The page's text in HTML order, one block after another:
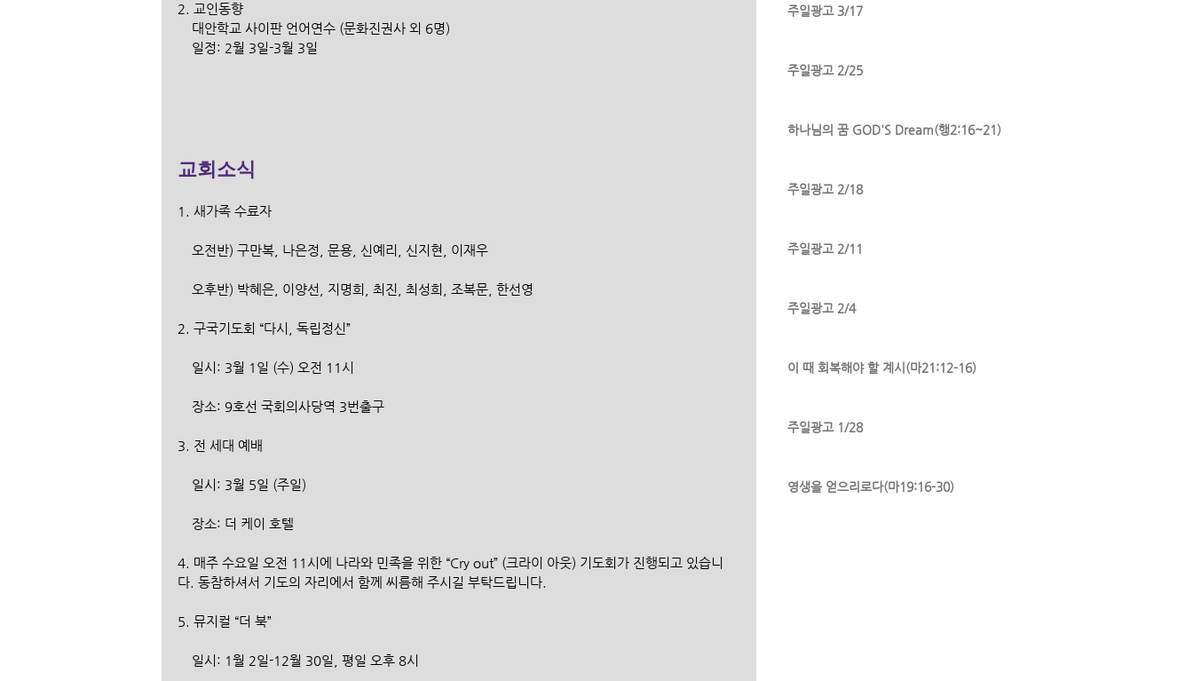
2. 교인동향
    대안학교 사이판 언어연수 (문화진권사 외 6명)
    일정: 2월 3일-3월 3일
교회소식
1. 새가족 수료자
    오전반) 구만복, 나은정, 문용, 신예리, 신지현, 이재우
    오후반) 박혜은, 이양선, 지명희, 최진, 최성희, 조복문, 한선영
2. 구국기도회 “다시, 독립정신”
    일시: 3월 1일 (수) 오전 11시
    장소: 9호선 국회의사당역 3번출구
3. 전 세대 예배
    일시: 3월 5일 (주일)
    장소: 더 케이 호텔
4. 매주 수요일 오전 11시에 나라와 민족을 위한 “Cry out” (크라이 아웃) 기도회가 진행되고 있습니
다. 동참하셔서 기도의 자리에서 함께 씨름해 주시길 부탁드립니다.
5. 뮤지컬 “더 북”
    일시: 1월 2일-12월 30일, 평일 오후 8시
주일광고 3/17
주일광고 2/25
하나님의 꿈 GOD'S Dream(행2:16~21)
주일광고 2/18
주일광고 2/11
주일광고 2/4
이 때 회복해야 할 계시(마21:12-16)
주일광고 1/28
영생을 얻으리로다(마19:16-30)